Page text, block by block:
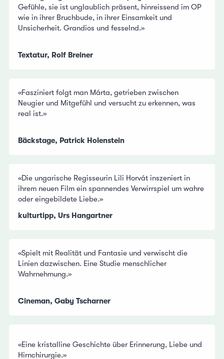
Gefühle, sie ist unglaublich präsent, hinreissend im OP
wie in ihrer Bruchbude, in ihrer Einsamkeit und
Unsicherheit. Grandios und fesselnd.»
Textatur, Rolf Breiner
«Fasziniert folgt man Márta, getrieben zwischen
Neugier und Mitgefühl und versucht zu erkennen, was
real ist.»
Bäckstage, Patrick Holenstein
«Die ungarische Regisseurin Lili Horvát inszeniert in
ihrem neuen Film ein spannendes Verwirrspiel um wahre
oder eingebildete Liebe.»
kulturtipp, Urs Hangartner
«Spielt mit Realität und Fantasie und verwischt die
Linien dazwischen. Eine Studie menschlicher
Wahrnehmung.»
Cineman, Gaby Tscharner
«Eine kristalline Geschichte über Erinnerung, Liebe und
Hirnchirurgie.»